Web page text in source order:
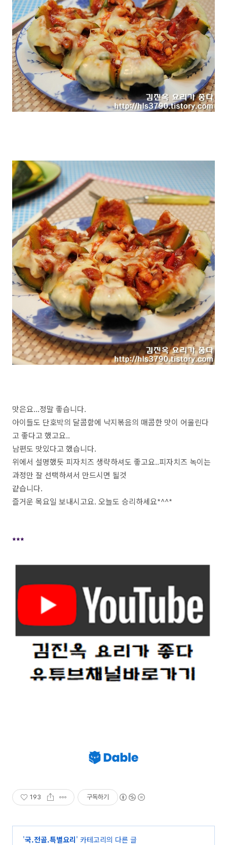
맛은요...정말 좋습니다.
아이들도 단호박의 달콤함에 낙지볶음의 매콤한 맛이 어울린다
고 좋다고 했고요..
남편도 맛있다고 했습니다.
위에서 설명했듯 피자치즈 생략하셔도 좋고요..피자치즈 녹이는
과정만 잘 선택하셔서 만드시면 될것
같습니다.
즐거운 목요일 보내시고요. 오늘도 승리하세요*^^*
***
193 구독하기
'국.전골.특별요리' 카테고리의 다른 글